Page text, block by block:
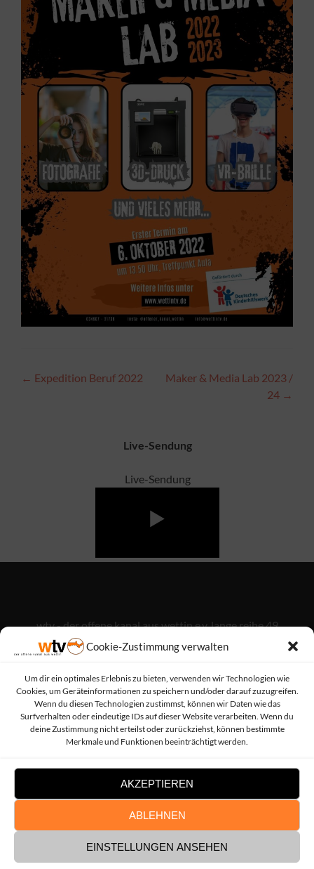
Cookie-Zustimmung verwalten
Um dir ein optimales Erlebnis zu bieten, verwenden wir Technologien wie
Cookies, um Geräteinformationen zu speichern und/oder darauf zuzugreifen.
Wenn du diesen Technologien zustimmst, können wir Daten wie das
Surfverhalten oder eindeutige IDs auf dieser Website verarbeiten. Wenn du
deine Zustimmung nicht erteilst oder zurückziehst, können bestimmte
Merkmale und Funktionen beeinträchtigt werden.
AKZEPTIEREN
ABLEHNEN
EINSTELLUNGEN ANSEHEN
Beitragsnavigation
← Expedition Beruf 2022
Maker & Media Lab 2023 /
24 →
Live-Sendung
Live-Sendung
wtv - der offene kanal aus wettin e.v. lange reihe 49
06193 wettin-löbejün (ot wettin)
info@wettintv.de
034607 / 21738
Facebook-
Link
Instagram
Link
DatenschutzImpressum